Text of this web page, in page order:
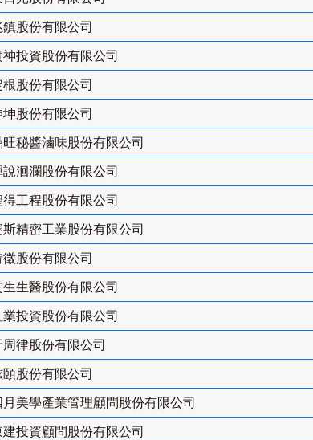
鎮股份有限公司
神投資股份有限公司
根股份有限公司
坤股份有限公司
旺秘醬滷味股份有限公司
說洄瀾股份有限公司
得工程股份有限公司
斯精密工業股份有限公司
徵股份有限公司
生生醫股份有限公司
業投資股份有限公司
周律股份有限公司
頤股份有限公司
月美學產業管理顧問股份有限公司
建投資顧問股份有限公司